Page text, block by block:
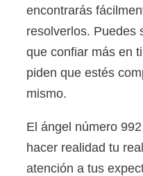
encontrarás
resolverlos. Puedes
que confiar más en
piden que estés
mismo.
El ángel número
hacer realidad tu
atención a tus